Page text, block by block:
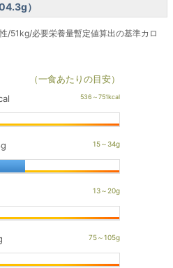
）
/51kg/必要栄養量暫定値算出の基準カロ
（一食あたりの目安）